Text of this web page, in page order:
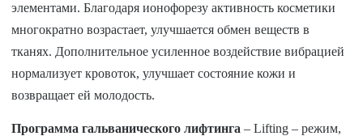
элементами. Благодаря ионофорезу активность косметики
многократно возрастает, улучшается обмен веществ в
тканях. Дополнительное усиленное воздействие вибрацией
нормализует кровоток, улучшает состояние кожи и
возвращает ей молодость.
Программа гальванического лифтинга – Lifting – режим,